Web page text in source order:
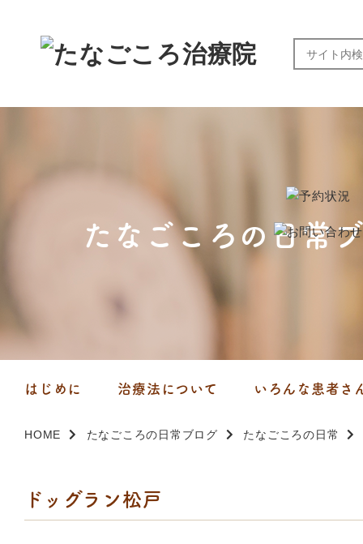
たなごころの日常
はじめに 治療法について いろんな患者さ
HOME たなごころの日常ブログ たなごころの日常
ドッグラン松戸